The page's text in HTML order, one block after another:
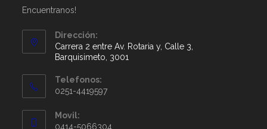
Encuentranos!
Dirección:
Carrera 2 entre Av. Rotaria y, Calle 3,
Barquisimeto, 3001
Telefonos:
0251-4419597
Movil:
0414-5066304